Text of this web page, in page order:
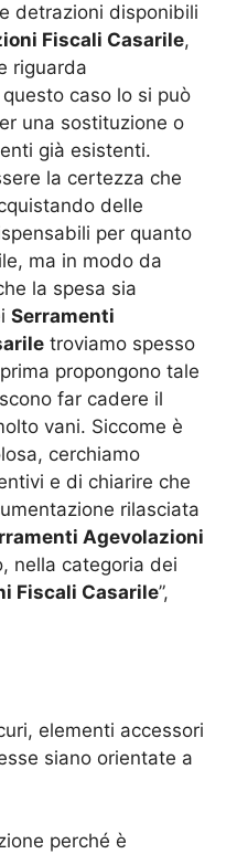
detrazioni disponibili
Fiscali Casarile,
riguarda
caso lo si può
una sostituzione o
già esistenti.
la certezza che
delle
per quanto
ma in modo da
la spesa sia
Serramenti
troviamo spesso
propongono tale
far cadere il
vani. Siccome è
cerchiamo
e di chiarire che
rilasciata
Agevolazioni
nella categoria dei
Fiscali Casarile”,
elementi accessori
siano orientate a
perché è